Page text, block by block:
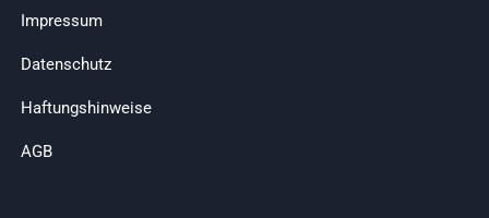
Impressum
Datenschutz
Haftungshinweise
AGB